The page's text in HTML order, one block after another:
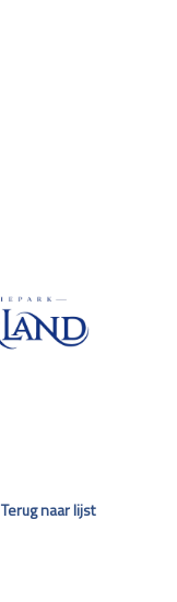
Terug naar lijst